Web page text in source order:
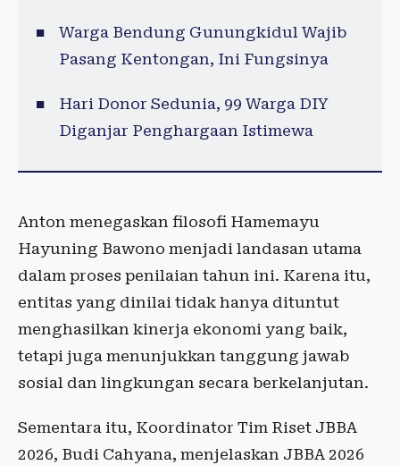
Warga Bendung Gunungkidul Wajib
Pasang Kentongan, Ini Fungsinya
Hari Donor Sedunia, 99 Warga DIY
Diganjar Penghargaan Istimewa
Anton menegaskan filosofi Hamemayu
Hayuning Bawono menjadi landasan utama
dalam proses penilaian tahun ini. Karena itu,
entitas yang dinilai tidak hanya dituntut
menghasilkan kinerja ekonomi yang baik,
tetapi juga menunjukkan tanggung jawab
sosial dan lingkungan secara berkelanjutan.
Sementara itu, Koordinator Tim Riset JBBA
2026, Budi Cahyana, menjelaskan JBBA 2026